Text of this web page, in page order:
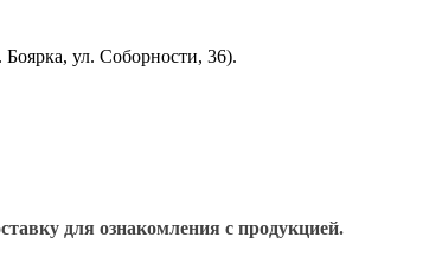
Боярка, ул. Соборности, 36).
для ознакомления с продукцией.